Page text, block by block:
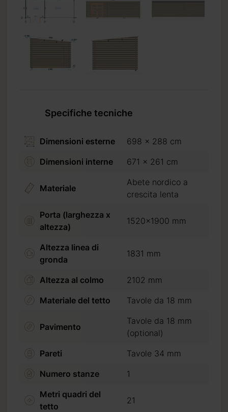
Specifiche tecniche
Dimensioni esterne
698 x 288 cm
Dimensioni interne
671 x 261 cm
Materiale
Abete nordico a
crescita lenta
Porta (larghezza x
altezza)
1520x1900 mm
Altezza linea di
gronda
1831 mm
Altezza al colmo
2102 mm
Materiale del tetto
Tavole da 18 mm
Pavimento
Tavole da 18 mm
(optional)
Pareti
Tavole 34 mm
Numero stanze
1
Metri quadri del
tetto
21
2 a 3